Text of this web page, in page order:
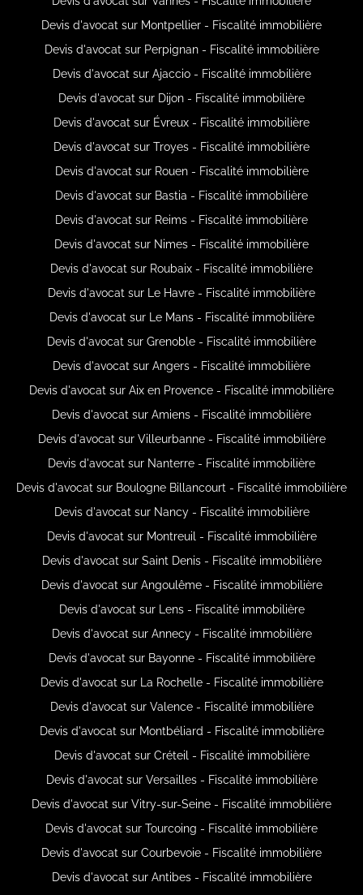
Devis d'avocat sur Montpellier - Fiscalité immobilière
Devis d'avocat sur Perpignan - Fiscalité immobilière
Devis d'avocat sur Ajaccio - Fiscalité immobilière
Devis d'avocat sur Dijon - Fiscalité immobilière
Devis d'avocat sur Évreux - Fiscalité immobilière
Devis d'avocat sur Troyes - Fiscalité immobilière
Devis d'avocat sur Rouen - Fiscalité immobilière
Devis d'avocat sur Bastia - Fiscalité immobilière
Devis d'avocat sur Reims - Fiscalité immobilière
Devis d'avocat sur Nimes - Fiscalité immobilière
Devis d'avocat sur Roubaix - Fiscalité immobilière
Devis d'avocat sur Le Havre - Fiscalité immobilière
Devis d'avocat sur Le Mans - Fiscalité immobilière
Devis d'avocat sur Grenoble - Fiscalité immobilière
Devis d'avocat sur Angers - Fiscalité immobilière
Devis d'avocat sur Aix en Provence - Fiscalité immobilière
Devis d'avocat sur Amiens - Fiscalité immobilière
Devis d'avocat sur Villeurbanne - Fiscalité immobilière
Devis d'avocat sur Nanterre - Fiscalité immobilière
Devis d'avocat sur Boulogne Billancourt - Fiscalité immobilière
Devis d'avocat sur Nancy - Fiscalité immobilière
Devis d'avocat sur Montreuil - Fiscalité immobilière
Devis d'avocat sur Saint Denis - Fiscalité immobilière
Devis d'avocat sur Angoulême - Fiscalité immobilière
Devis d'avocat sur Lens - Fiscalité immobilière
Devis d'avocat sur Annecy - Fiscalité immobilière
Devis d'avocat sur Bayonne - Fiscalité immobilière
Devis d'avocat sur La Rochelle - Fiscalité immobilière
Devis d'avocat sur Valence - Fiscalité immobilière
Devis d'avocat sur Montbéliard - Fiscalité immobilière
Devis d'avocat sur Créteil - Fiscalité immobilière
Devis d'avocat sur Versailles - Fiscalité immobilière
Devis d'avocat sur Vitry-sur-Seine - Fiscalité immobilière
Devis d'avocat sur Tourcoing - Fiscalité immobilière
Devis d'avocat sur Courbevoie - Fiscalité immobilière
Devis d'avocat sur Antibes - Fiscalité immobilière